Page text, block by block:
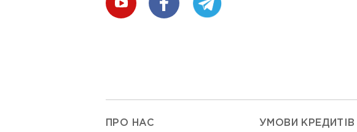
ПРО НАС УМОВИ КРЕДИТІВ